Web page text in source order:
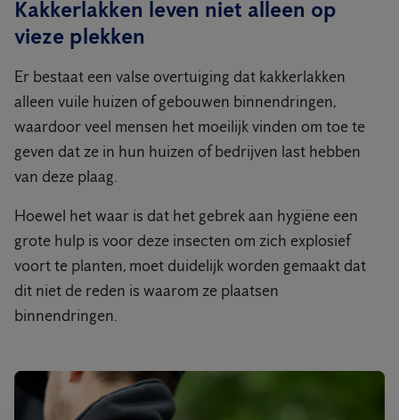
Kakkerlakken leven niet alleen op
vieze plekken
Er bestaat een valse overtuiging dat kakkerlakken
alleen vuile huizen of gebouwen binnendringen,
waardoor veel mensen het moeilijk vinden om toe te
geven dat ze in hun huizen of bedrijven last hebben
van deze plaag.
Hoewel het waar is dat het gebrek aan hygiëne een
grote hulp is voor deze insecten om zich explosief
voort te planten, moet duidelijk worden gemaakt dat
dit niet de reden is waarom ze plaatsen
binnendringen.